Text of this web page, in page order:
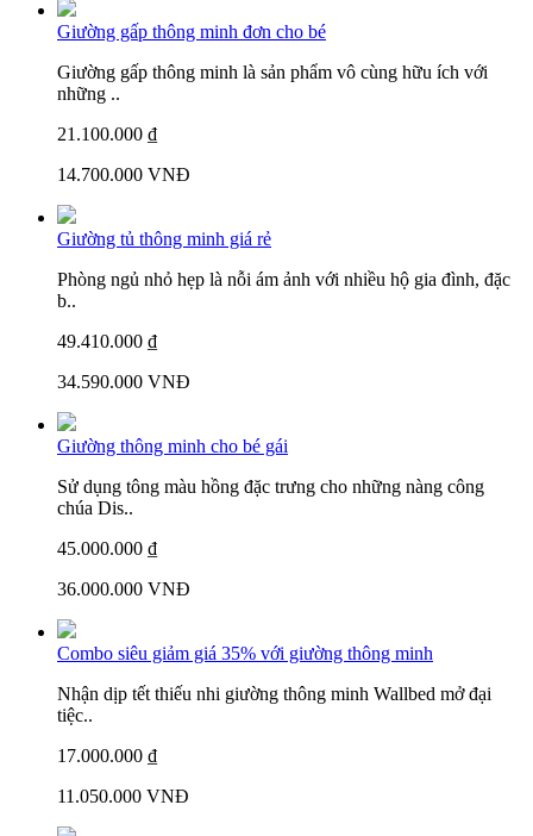
Giường gấp thông minh đơn cho bé
Giường gấp thông minh là sản phẩm vô cùng hữu ích với
những ..
21.100.000 ₫
14.700.000 VNĐ
Giường tủ thông minh giá rẻ
Phòng ngủ nhỏ hẹp là nỗi ám ảnh với nhiều hộ gia đình, đặc
b..
49.410.000 ₫
34.590.000 VNĐ
Giường thông minh cho bé gái
Sử dụng tông màu hồng đặc trưng cho những nàng công
chúa Dis..
45.000.000 ₫
36.000.000 VNĐ
Combo siêu giảm giá 35% với giường thông minh
Nhận dịp tết thiếu nhi giường thông minh Wallbed mở đại
tiệc..
17.000.000 ₫
11.050.000 VNĐ